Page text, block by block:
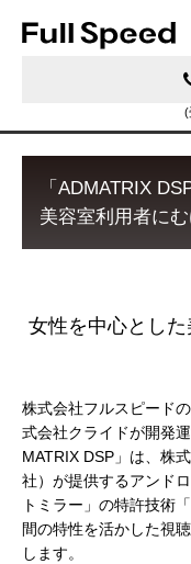
(
「ADMATRIX
美容室利用者に
女性を中心とし
株式会社フルスピード
式会社クライドが開発
MATRIX DSP」は、株
社）が提供するアンド
トミラー」の特許技術
間の特性を活かした視
します。